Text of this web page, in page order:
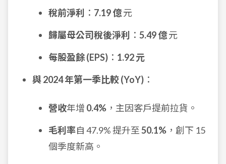
稅前淨利
： 7.19 億元
歸屬母公司稅後淨利
： 5.49 億元
每股盈餘 (EPS) ： 1.92 元
與 2024 年第一季比較 (YoY) ：
營收年增 0.4% ，主因客戶提前拉貨。
毛利率自 47.9% 提升至 50.1% ，創下 15
個季度新高。